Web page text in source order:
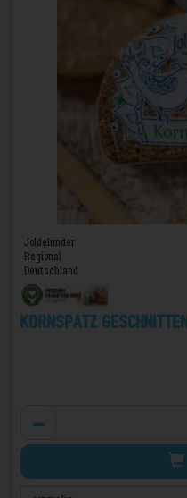
Joldelunder
Regional
Deutschland
Kornspatz geschnitten